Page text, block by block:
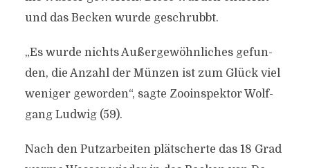
und das Becken wurde geschrubbt.
„Es wur­de nichts Au­ßer­ge­wöhn­li­ches ge­fun­
den, die An­zahl der Mün­zen ist zum Glück viel
we­ni­ger ge­wor­den“, sagte Zoo­in­spek­tor Wolf­
gang Lud­wig (59).
Nach den Putzarbeiten plätscherte das 18 Grad